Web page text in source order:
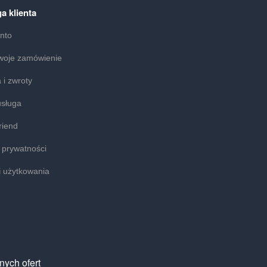
klienta
zamówienie
i zwroty
prywatności
użytkowania
ofert